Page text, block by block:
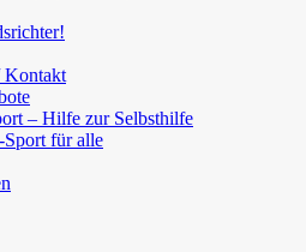
Kontakt
– Hilfe zur Selbsthilfe
Sport für alle